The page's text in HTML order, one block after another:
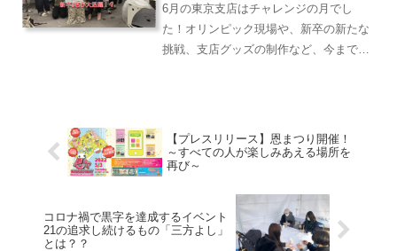
6月の東京支店はチャレンジの月でし
た！オリンピック現場や、新卒の新たな
挑戦、支店グッズの制作など、今までに
【プレスリリース】恩まつり開催！
～すべての人が楽しみあえる場所を
再び～
コロナ禍で黒字を達成するイベント
21の追求し続けるもの「三方よし」
とは？？